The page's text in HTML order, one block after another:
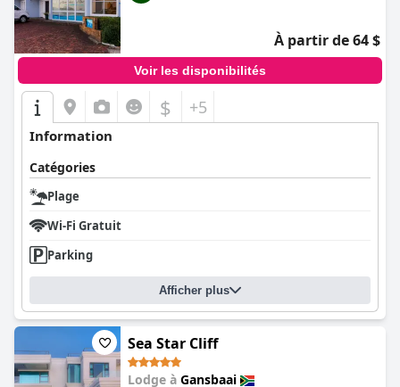
À partir de 64 $
Voir les disponibilités
$ +5
Information
Catégories
Plage
Wi-Fi Gratuit
Parking
Afficher plus
Sea Star Cliff
Lodge à Gansbaai